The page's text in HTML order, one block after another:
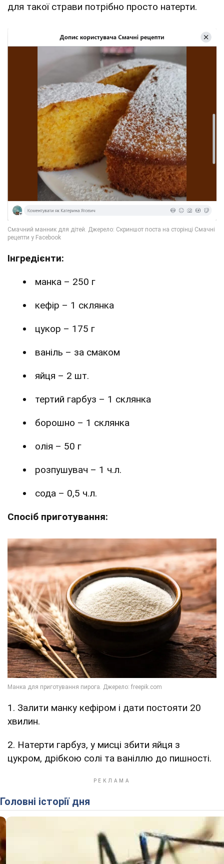
для такої страви потрібно просто натерти.
Інгредієнти:
манка – 250 г
кефір – 1 склянка
цукор – 175 г
ваніль – за смаком
яйця – 2 шт.
тертий гарбуз – 1 склянка
борошно – 1 склянка
олія – 50 г
розпушувач – 1 ч.л.
сода – 0,5 ч.л.
Спосіб приготування:
1. Залити манку кефіром і дати постояти 20
хвилин.
2. Натерти гарбуз, у мисці збити яйця з
цукром, дрібкою солі та ваніллю до пишності.
Головні історії дня